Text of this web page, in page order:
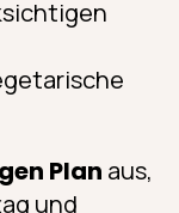
Plan aus,
und